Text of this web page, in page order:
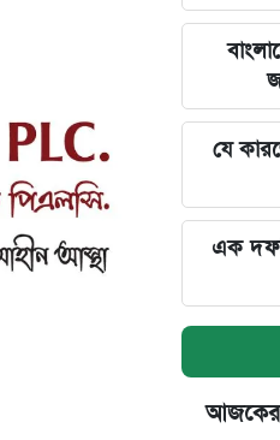
যে
এক
আজকের